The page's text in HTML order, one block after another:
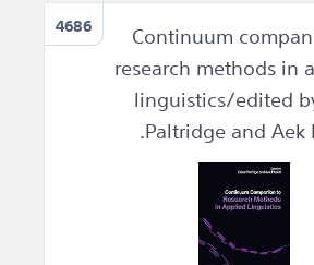
4686
Continuum
research methods in
linguistics/edited
Paltridge and Aek